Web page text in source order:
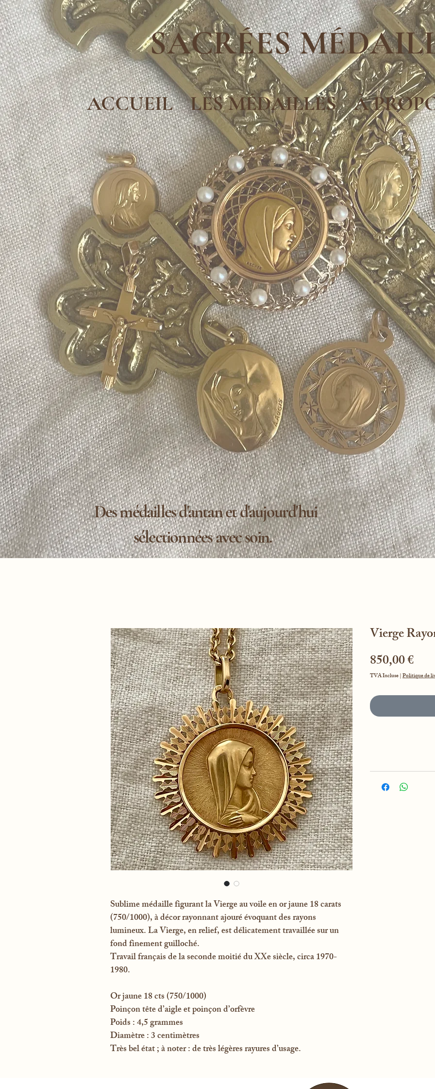
SACRÉES
ACCUEIL LES MÉDAILLES À
Des médailles d'antan et d'aujourd'hui
sélectionnées avec soin.
Sublime médaille figurant la Vierge au voile en or jaune 18 carats
(750/1000), à décor rayonnant ajouré évoquant des rayons
lumineux. La Vierge, en relief, est délicatement travaillée sur un
fond finement guilloché.
Travail français de la seconde moitié du XXe siècle, circa 1970-
1980.
Or jaune 18 cts (750/1000)
Poinçon tête d’aigle et poinçon d’orfèvre
Poids : 4,5 grammes
Diamètre : 3 centimètres
Très bel état ; à noter : de très légères rayures d’usage.
Vierge
850,00 €Prix
TVA Incluse|Politique de